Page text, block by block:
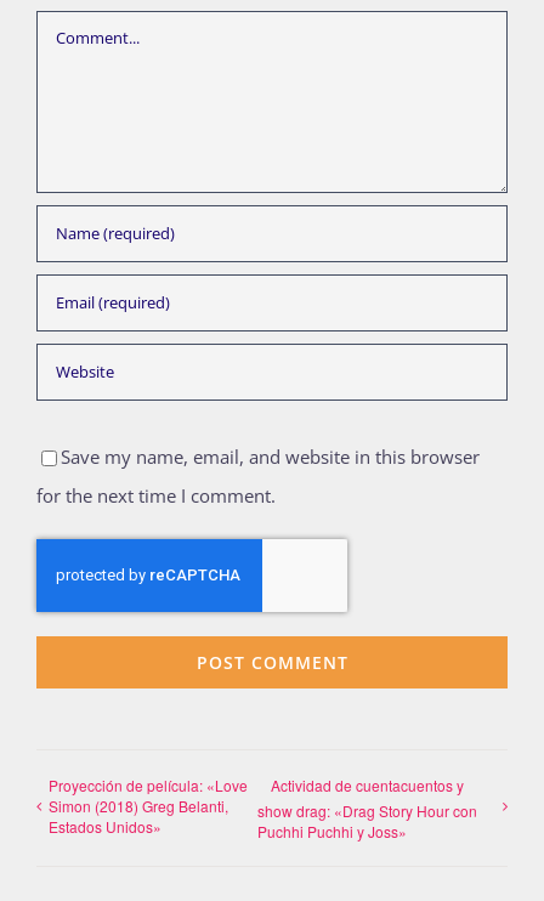
Comment
Save my name, email, and website in this browser
for the next time I comment.
Proyección de película: «Love
Simon (2018) Greg Belanti,
Estados Unidos»
Actividad de cuentacuentos y
show drag: «Drag Story Hour con
Puchhi Puchhi y Joss»